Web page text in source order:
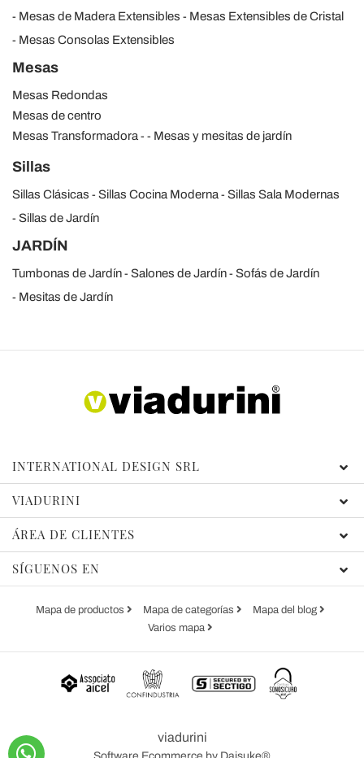
Mesas de Madera Extensibles
Mesas Extensibles de Cristal
Mesas Consolas Extensibles
Mesas
Mesas Redondas
Mesas de centro
Mesas Transformadora
Mesas y mesitas de jardín
Sillas
Sillas Clásicas Sillas Cocina Moderna
Sillas Sala Modernas
Sillas de Jardín
JARDÍN
Tumbonas de Jardín Salones de Jardín
Sofás de Jardín
Mesitas de Jardín
INTERNATIONAL DESIGN SRL
VIADURINI
ÁREA DE CLIENTES
SÍGUENOS EN
Mapa de productos Mapa de categorías
Mapa del blog
Varios mapa
viadurini